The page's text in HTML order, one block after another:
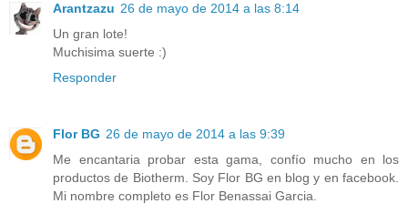
Arantzazu 26 de mayo de 2014 a las 8:14
Un gran lote!
Muchisima suerte :)
Responder
Flor BG 26 de mayo de 2014 a las 9:39
Me encantaria probar esta gama, confío mucho en los
productos de Biotherm. Soy Flor BG en blog y en facebook.
Mi nombre completo es Flor Benassai Garcia.